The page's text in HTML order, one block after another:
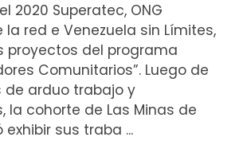
2020 Superatec, ONG
red e Venezuela sin Límites,
proyectos del programa
Comunitarios”. Luego de
de arduo trabajo y
la cohorte de Las Minas de
exhibir sus traba ...